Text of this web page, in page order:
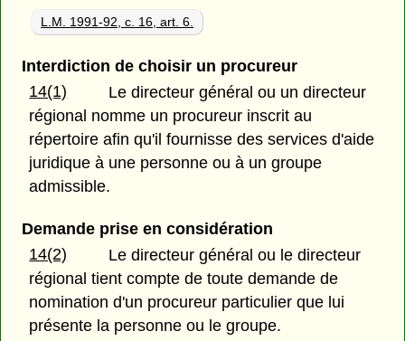
L.M. 1991-92, c. 16, art. 6.
Interdiction de choisir un procureur
14(1)
Le directeur général ou un directeur
régional nomme un procureur inscrit au
répertoire afin qu'il fournisse des services d'aide
juridique à une personne ou à un groupe
admissible.
Demande prise en considération
14(2)
Le directeur général ou le directeur
régional tient compte de toute demande de
nomination d'un procureur particulier que lui
présente la personne ou le groupe.